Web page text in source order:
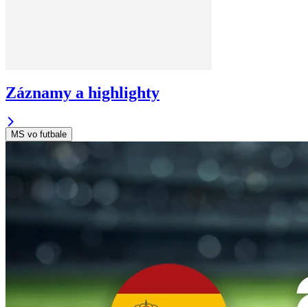
Záznamy a highlighty
MS vo futbale